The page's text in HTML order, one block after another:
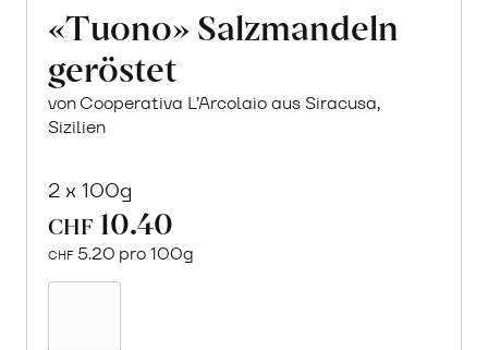
«Tuono» Salzmandeln
geröstet
von Cooperativa L’Arcolaio aus Siracusa,
Sizilien
2 x 100g
CHF 10.40
CHF 5.20 pro 100g